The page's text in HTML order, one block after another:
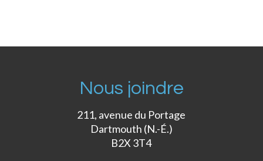
Nous joindre
211, avenue du Portage
Dartmouth (N.-É.)
B2X 3T4